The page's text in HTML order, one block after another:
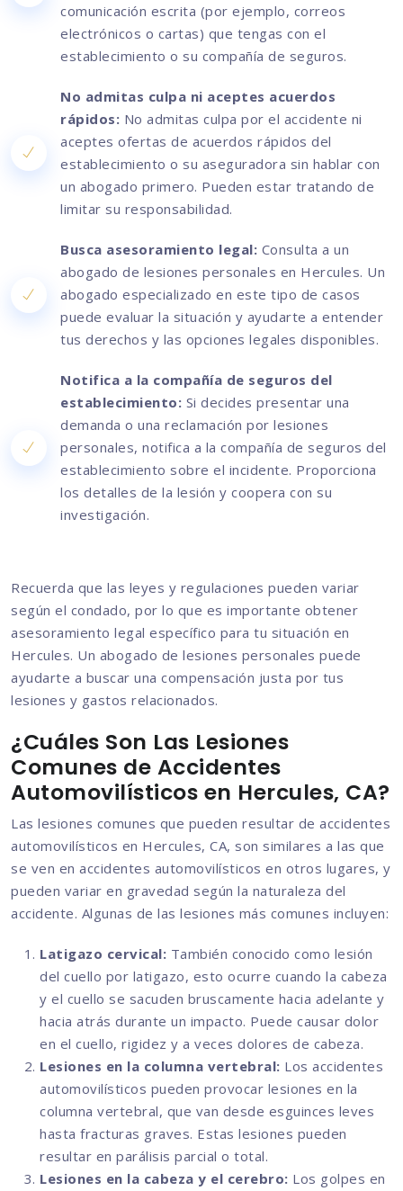
comunicación escrita (por ejemplo, correos
electrónicos o cartas) que tengas con el
establecimiento o su compañía de seguros.
No admitas culpa ni aceptes acuerdos
rápidos: No admitas culpa por el accidente ni
aceptes ofertas de acuerdos rápidos del
establecimiento o su aseguradora sin hablar con
un abogado primero. Pueden estar tratando de
limitar su responsabilidad.
Busca asesoramiento legal: Consulta a un
abogado de lesiones personales en Hercules. Un
abogado especializado en este tipo de casos
puede evaluar la situación y ayudarte a entender
tus derechos y las opciones legales disponibles.
Notifica a la compañía de seguros del
establecimiento: Si decides presentar una
demanda o una reclamación por lesiones
personales, notifica a la compañía de seguros del
establecimiento sobre el incidente. Proporciona
los detalles de la lesión y coopera con su
investigación.
Recuerda que las leyes y regulaciones pueden variar
según el condado, por lo que es importante obtener
asesoramiento legal específico para tu situación en
Hercules. Un abogado de lesiones personales puede
ayudarte a buscar una compensación justa por tus
lesiones y gastos relacionados.
¿Cuáles Son Las Lesiones
Comunes de Accidentes
Automovilísticos en Hercules, CA?
Las lesiones comunes que pueden resultar de accidentes
automovilísticos en Hercules, CA, son similares a las que
se ven en accidentes automovilísticos en otros lugares, y
pueden variar en gravedad según la naturaleza del
accidente. Algunas de las lesiones más comunes incluyen:
Latigazo cervical: También conocido como lesión
del cuello por latigazo, esto ocurre cuando la cabeza
y el cuello se sacuden bruscamente hacia adelante y
hacia atrás durante un impacto. Puede causar dolor
en el cuello, rigidez y a veces dolores de cabeza.
Lesiones en la columna vertebral: Los accidentes
automovilísticos pueden provocar lesiones en la
columna vertebral, que van desde esguinces leves
hasta fracturas graves. Estas lesiones pueden
resultar en parálisis parcial o total.
Lesiones en la cabeza y el cerebro: Los golpes en